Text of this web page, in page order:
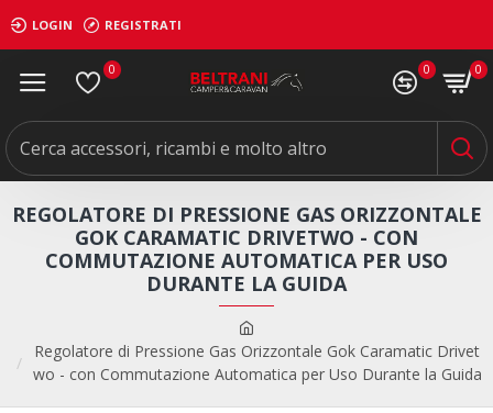
LOGIN REGISTRATI
0 0 0
Regolatore di Pressione Gas Orizzontale Gok Caramatic Drivet
wo - con Commutazione Automatica per Uso Durante la Guida
REGOLATORE DI PRESSIONE GAS ORIZZONTALE
GOK CARAMATIC DRIVETWO - CON
COMMUTAZIONE AUTOMATICA PER USO
DURANTE LA GUIDA